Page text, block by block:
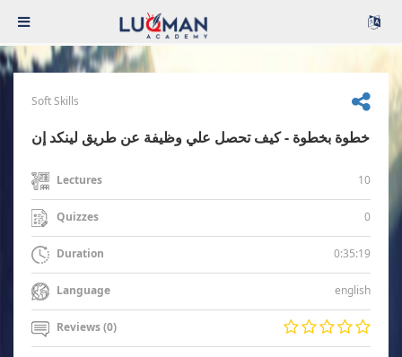
Soft Skills
خطوة بخطوة - كيف تحصل علي وظيفة عن طريق لينكد إن
Lectures 10
Quizzes 0
Duration 0:35:19
Language english
Reviews (0)